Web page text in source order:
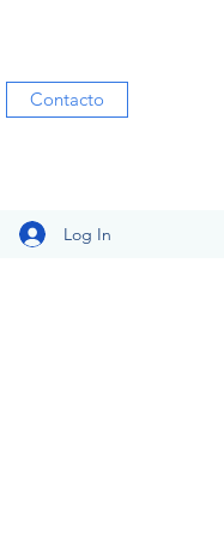
Contacto
Log In